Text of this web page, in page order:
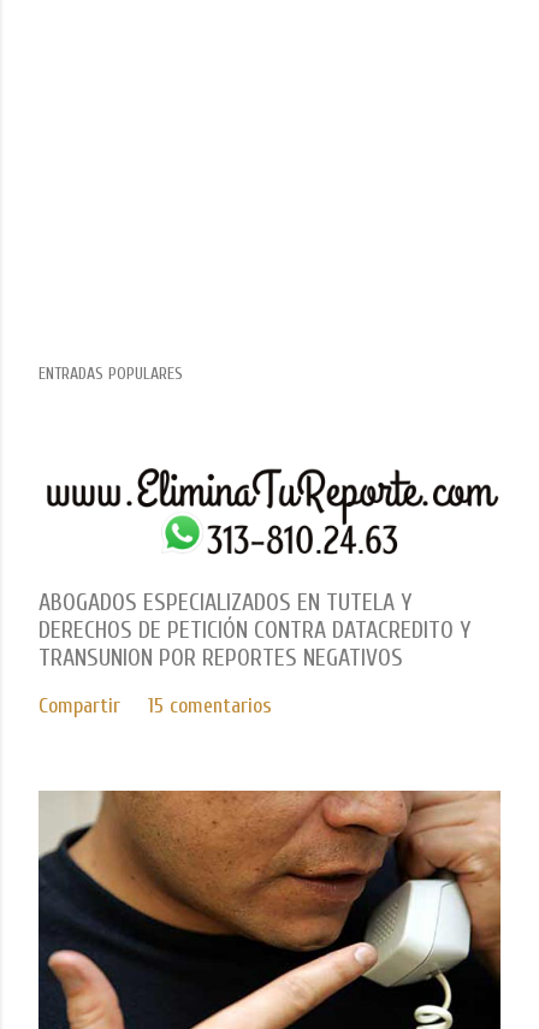
ENTRADAS POPULARES
ABOGADOS ESPECIALIZADOS EN TUTELA Y
DERECHOS DE PETICIÓN CONTRA DATACREDITO Y
TRANSUNION POR REPORTES NEGATIVOS
Compartir 15 comentarios